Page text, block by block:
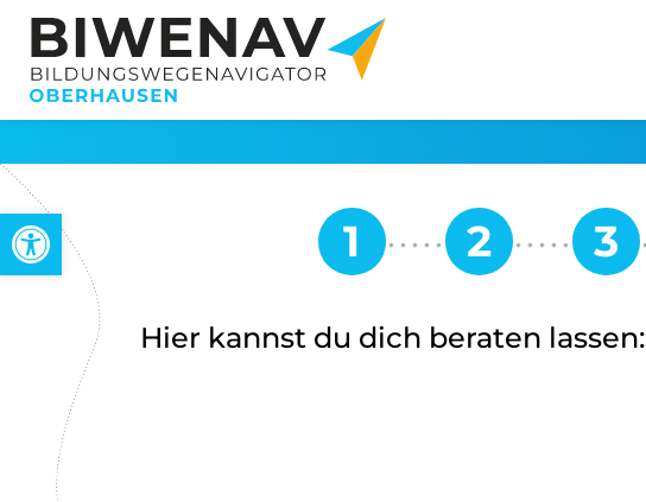
Werkzeugleiste öffnen
Hier kannst du dich beraten lassen: